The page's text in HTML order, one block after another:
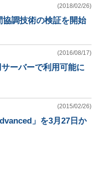
(2018/02/26)
協調技術の検証を開始
(2016/08/17)
ーバーで利用可能に
(2015/02/26)
」を3月27日か